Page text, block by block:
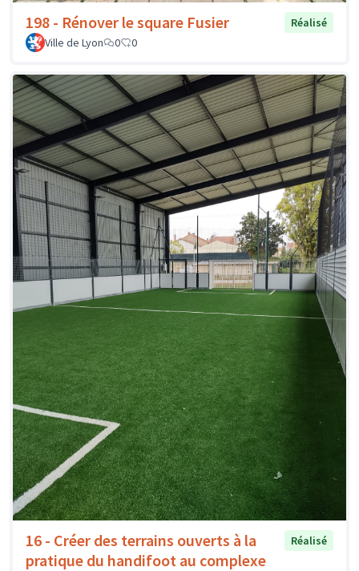
198 - Rénover le square Fusier
Réalisé
Ville de Lyon
0 0
16 - Créer des terrains ouverts à la
pratique du handifoot au complexe
Réalisé